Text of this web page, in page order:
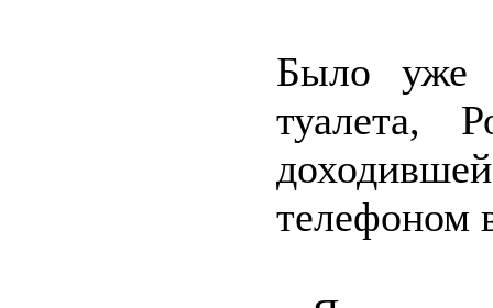
Было уже
туалета,
телефоном